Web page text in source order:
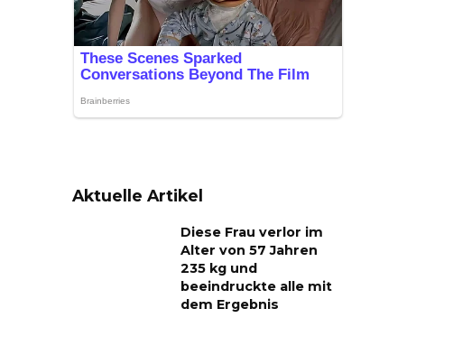
Aktuelle Artikel
Diese Frau verlor im
Alter von 57 Jahren
235 kg und
beeindruckte alle mit
dem Ergebnis